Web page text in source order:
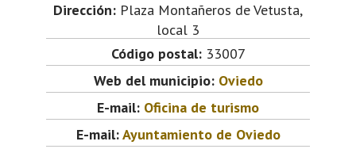
Dirección: Plaza Montañeros de Vetusta,
local 3
Código postal:33007
Web del municipio: Oviedo
E-mail: Oficina de turismo
E-mail:Ayuntamiento de Oviedo